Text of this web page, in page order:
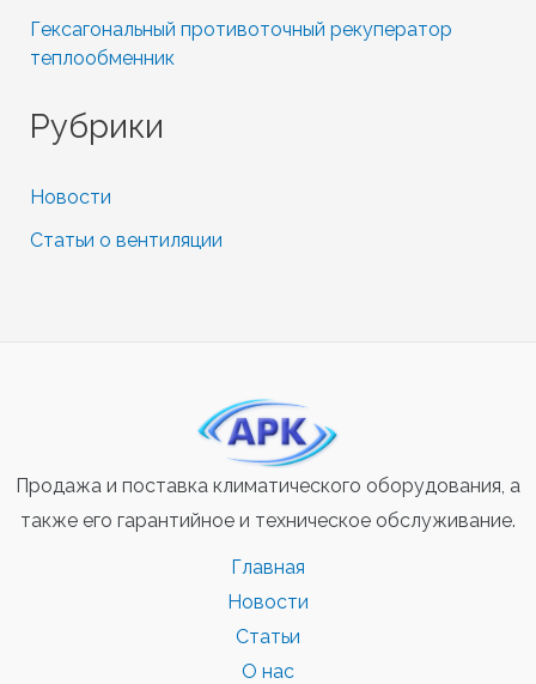
Гексагональный противоточный рекуператор
теплообменник
Рубрики
Новости
Статьи о вентиляции
Продажа и поставка климатического оборудования, а
также его гарантийное и техническое обслуживание.
Главная
Новости
Статьи
О нас